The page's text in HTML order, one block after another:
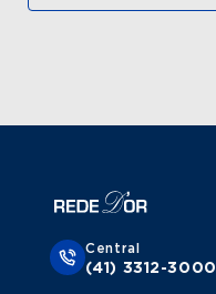
Central
(41) 3312-3000